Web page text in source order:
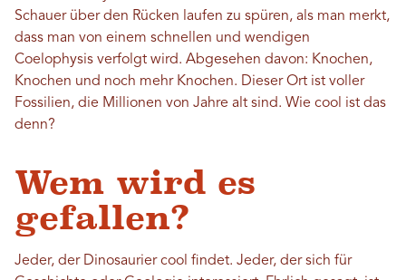
Schauer über den Rücken laufen zu spüren, als man merkt,
dass man von einem schnellen und wendigen
Coelophysis verfolgt wird. Abgesehen davon: Knochen,
Knochen und noch mehr Knochen. Dieser Ort ist voller
Fossilien, die Millionen von Jahre alt sind. Wie cool ist das
denn?
Wem wird es
gefallen?
Jeder, der Dinosaurier cool findet. Jeder, der sich für